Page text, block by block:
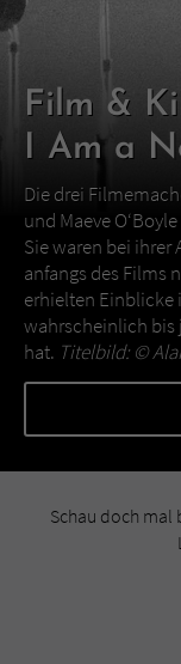
Film &
I Am a
Die drei
und Maeve
Sie waren bei ihrer
anfangs des Films
erhielten Einblicke
wahrscheinlich bis
hat. Titelbild: ©
Schau doch